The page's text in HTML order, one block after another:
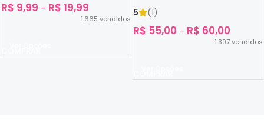
R$ 9,99 – R$ 19,99
1.665 vendidos
5
(1)
R$ 55,00 – R$ 60,00
1.397vendidos